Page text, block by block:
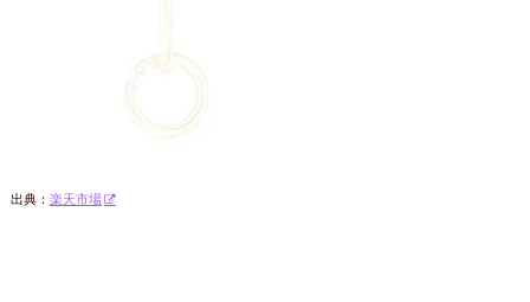
出典： 楽天市場